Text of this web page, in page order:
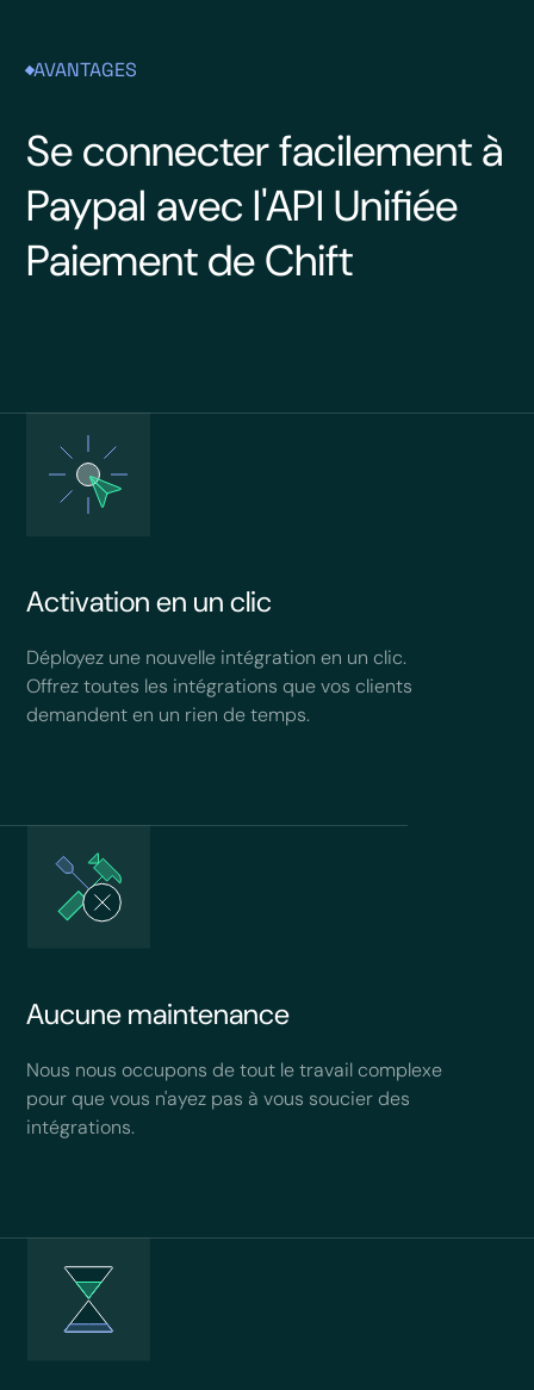
AVANTAGES
Se connecter facilement à
Paypal avec l'API Unifiée
Paiement de Chift
Activation en un clic
Déployez une nouvelle intégration en un clic.
Offrez toutes les intégrations que vos clients
demandent en un rien de temps.
Aucune maintenance
Nous nous occupons de tout le travail complexe
pour que vous n'ayez pas à vous soucier des
intégrations.